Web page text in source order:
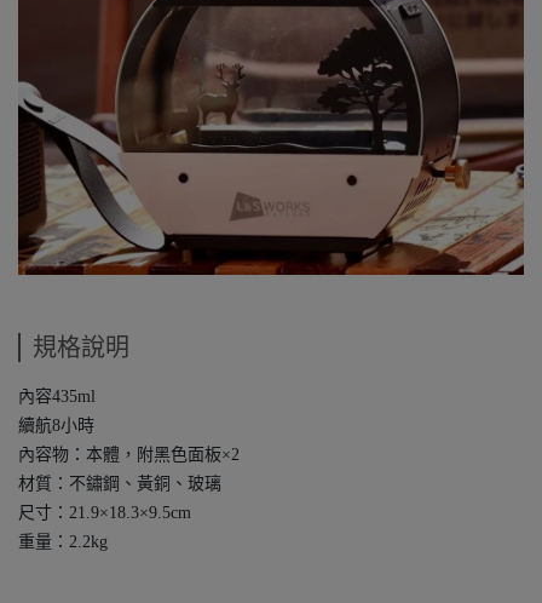
規格說明
內容435ml
續航8小時
內容物：本體，附黑色面板×2
材質：不鏽鋼、黃銅、玻璃
尺寸：21.9×18.3×9.5cm
重量：2.2kg